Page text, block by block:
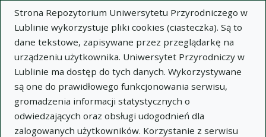
Strona Repozytorium Uniwersytetu Przyrodniczego w
Lublinie wykorzystuje pliki cookies (ciasteczka). Są to
dane tekstowe, zapisywane przez przeglądarkę na
urządzeniu użytkownika. Uniwersytet Przyrodniczy w
Lublinie ma dostęp do tych danych. Wykorzystywane
są one do prawidłowego funkcjonowania serwisu,
gromadzenia informacji statystycznych o
odwiedzających oraz obsługi udogodnień dla
zalogowanych użytkowników. Korzystanie z serwisu
Wyszukaj